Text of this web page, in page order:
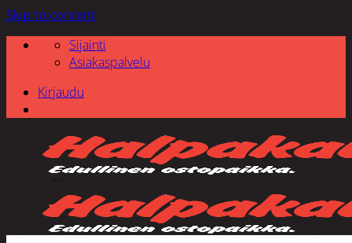
Skip to content
Sijainti
Asiakaspalvelu
Kirjaudu